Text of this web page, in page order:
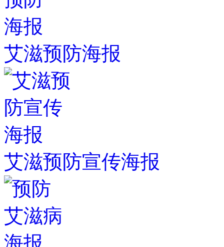
艾滋预防海报
艾滋预防宣传海报